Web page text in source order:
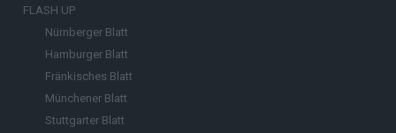
FLASH UP
Nürnberger Blatt
Hamburger Blatt
Fränkisches Blatt
Münchener Blatt
Stuttgarter Blatt